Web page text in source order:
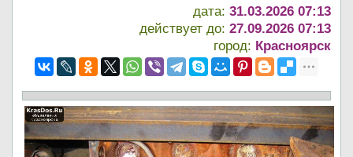
дата:31.03.2026 07:13
действует до:27.09.2026 07:13
город: Красноярск